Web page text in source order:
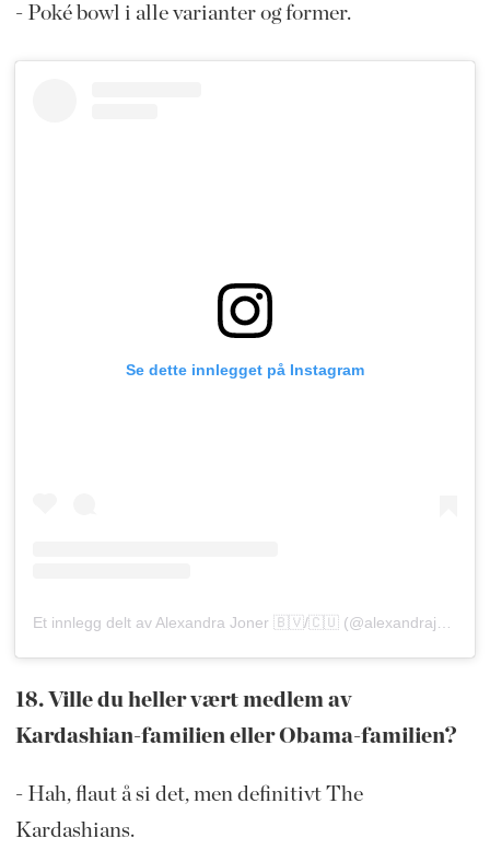
- Poké bowl i alle varianter og former.
Se dette innlegget på Instagram
Et innlegg delt av Alexandra Joner 🇧🇻/🇨🇺 (@alexandrajoner)
18. Ville du heller vært medlem av
Kardashian-familien eller Obama-familien?
- Hah, flaut å si det, men definitivt The
Kardashians.